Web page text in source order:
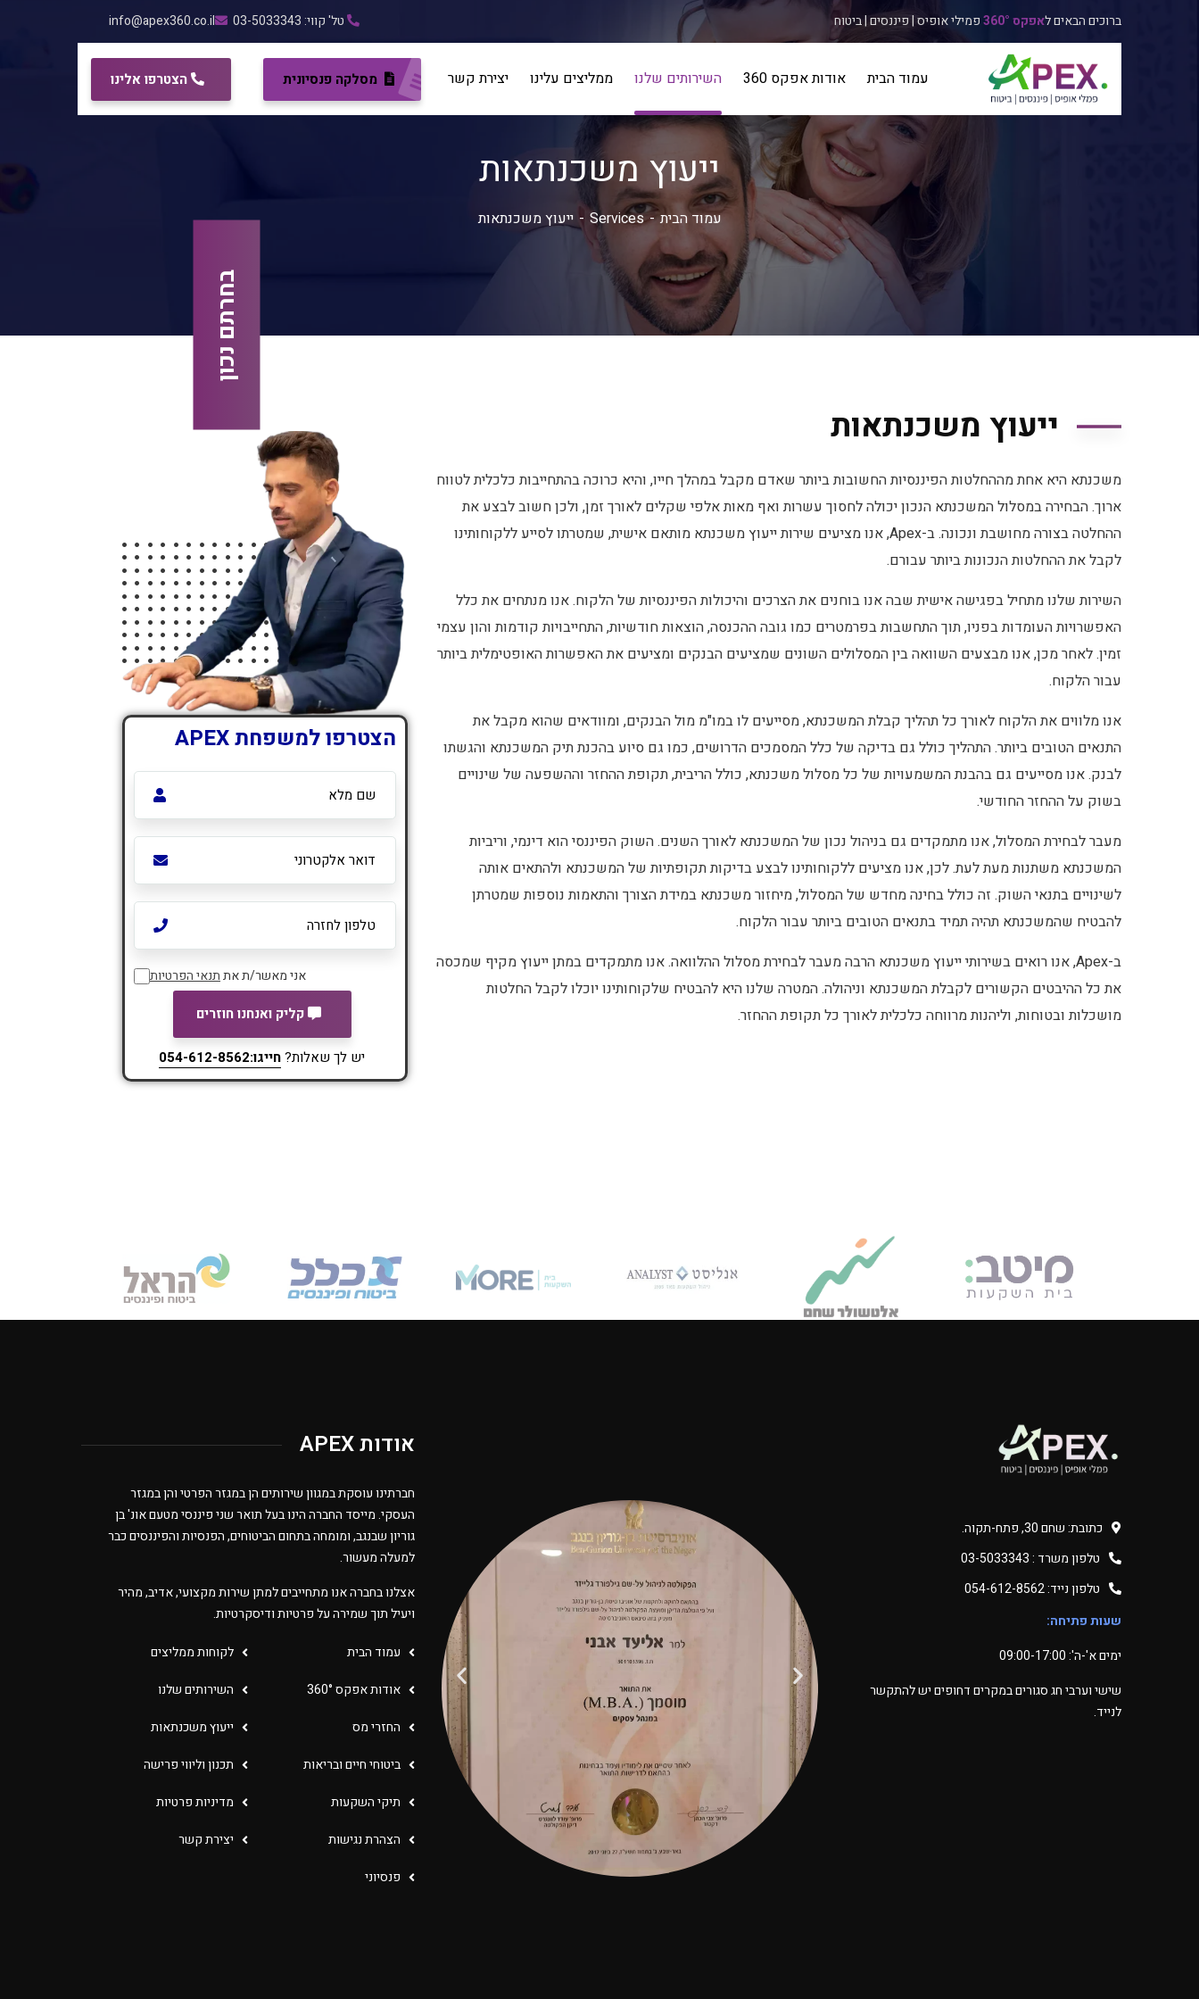
ברוכים הבאים לאפקס 360° פמילי אופיס | פיננסים | ביטוח טל' קווי: 03-5033343 info@apex360.co.il
עמוד הבית אודות אפקס 360 השירותים שלנו ממליצים עלינו יצירת קשר מסלקה פנסיונית הצטרפו אלינו
ייעוץ משכנתאות
עמוד הבית Services ייעוץ משכנתאות
ייעוץ משכנתאות
משכנתא היא אחת מההחלטות הפיננסיות החשובות ביותר שאדם מקבל במהלך חייו, והיא כרוכה בהתחייבות כלכלית לטווח
ארוך. הבחירה במסלול המשכנתא הנכון יכולה לחסוך עשרות ואף מאות אלפי שקלים לאורך זמן, ולכן חשוב לבצע את
ההחלטה בצורה מחושבת ונכונה. ב-Apex, אנו מציעים שירות ייעוץ משכנתא מותאם אישית, שמטרתו לסייע ללקוחותינו
לקבל את ההחלטות הנכונות ביותר עבורם.
השירות שלנו מתחיל בפגישה אישית שבה אנו בוחנים את הצרכים והיכולות הפיננסיות של הלקוח. אנו מנתחים את כלל
האפשרויות העומדות בפניו, תוך התחשבות בפרמטרים כמו גובה ההכנסה, הוצאות חודשיות, התחייבויות קודמות והון עצמי
זמין. לאחר מכן, אנו מבצעים השוואה בין המסלולים השונים שמציעים הבנקים ומציעים את האפשרות האופטימלית ביותר
עבור הלקוח.
אנו מלווים את הלקוח לאורך כל תהליך קבלת המשכנתא, מסייעים לו במו"מ מול הבנקים, ומוודאים שהוא מקבל את
התנאים הטובים ביותר. התהליך כולל גם בדיקה של כלל המסמכים הדרושים, כמו גם סיוע בהכנת תיק המשכנתא והגשתו
לבנק. אנו מסייעים גם בהבנת המשמעויות של כל מסלול משכנתא, כולל הריבית, תקופת ההחזר וההשפעה של שינויים
בשוק על ההחזר החודשי.
מעבר לבחירת המסלול, אנו מתמקדים גם בניהול נכון של המשכנתא לאורך השנים. השוק הפיננסי הוא דינמי, וריביות
המשכנתא משתנות מעת לעת. לכן, אנו מציעים ללקוחותינו לבצע בדיקות תקופתיות של המשכנתא ולהתאים אותה
לשינויים בתנאי השוק. זה כולל בחינה מחדש של המסלול, מיחזור משכנתא במידת הצורך והתאמות נוספות שמטרתן
להבטיח שהמשכנתא תהיה תמיד בתנאים הטובים ביותר עבור הלקוח.
ב-Apex, אנו רואים בשירותי ייעוץ משכנתא הרבה מעבר לבחירת מסלול ההלוואה. אנו מתמקדים במתן ייעוץ מקיף שמכסה
את כל ההיבטים הקשורים לקבלת המשכנתא וניהולה. המטרה שלנו היא להבטיח שלקוחותינו יוכלו לקבל החלטות
מושכלות ובטוחות, וליהנות מרווחה כלכלית לאורך כל תקופת ההחזר.
בחרתם נכון
הצטרפו למשפחת APEX
אני מאשר/ת אתתנאי הפרטיות
קליק ואנחנו חוזרים
יש לך שאלות?חייגו:054-612-8562
כתובת: שחם 30, פתח-תקוה.
טלפון משרד : 03-5033343
טלפון נייד: 054-612-8562
שעות פתיחה:
ימים א'-ה': 09:00-17:00
שישי וערבי חג סגורים במקרים דחופים יש להתקשר
לנייד.
אודות APEX
חברתינו עוסקת במגוון שירותים הן במגזר הפרטי והן במגזר
העסקי. מייסד החברה הינו בעל תואר שני פיננסי מטעם אונ' בן
גוריון שבנגב, ומומחה בתחום הביטוחים, הפנסיות והפיננסים כבר
למעלה מעשור.
אצלנו בחברה אנו מתחייבים למתן שירות מקצועי, אדיב, מהיר
ויעיל תוך שמירה על פרטיות ודיסקרטיות.
עמוד הבית
לקוחות ממליצים
אודות אפקס 360°
השירותים שלנו
החזרי מס
ייעוץ משכנתאות
ביטוחי חיים ובריאות
תכנון וליווי פרישה
תיקי השקעות
מדיניות פרטיות
הצהרת נגישות
יצירת קשר
פנסיוני